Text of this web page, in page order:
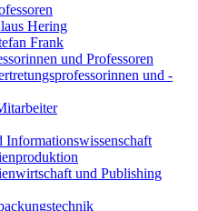
Hering
Frank
und Professoren
und -
und Publishing